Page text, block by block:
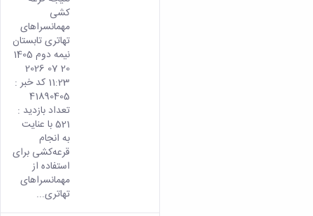
کشی
مهمانسراهای
تهاتری تابستان
نیمه دوم 1405
20 07 2026
11:23 کد خبر :
41890405
تعداد بازدید :
521 با عنایت
به انجام
قرعه‌کشی برای
استفاده از
مهمانسراهای
تهاتری...